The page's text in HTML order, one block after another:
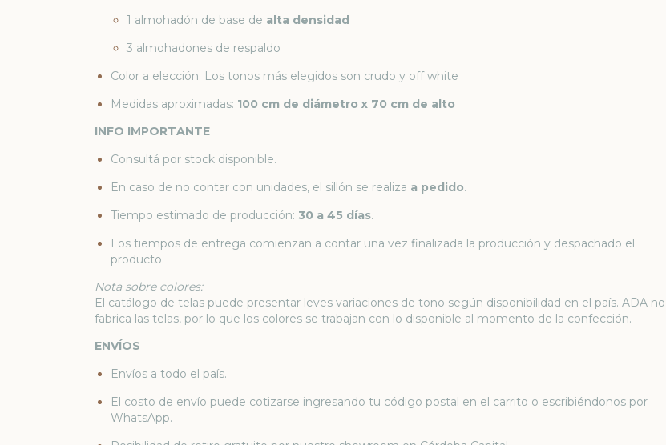
1 almohadón de base de alta densidad
3 almohadones de respaldo
Color a elección. Los tonos más elegidos son crudo y off white
Medidas aproximadas: 100 cm de diámetro x 70 cm de alto
INFO IMPORTANTE
Consultá por stock disponible.
En caso de no contar con unidades, el sillón se realiza a pedido.
Tiempo estimado de producción: 30 a 45 días.
Los tiempos de entrega comienzan a contar una vez finalizada la producción y despachado el
producto.
Nota sobre colores:
El catálogo de telas puede presentar leves variaciones de tono según disponibilidad en el país. ADA no
fabrica las telas, por lo que los colores se trabajan con lo disponible al momento de la confección.
ENVÍOS
Envíos a todo el país.
El costo de envío puede cotizarse ingresando tu código postal en el carrito o escribiéndonos por
WhatsApp.